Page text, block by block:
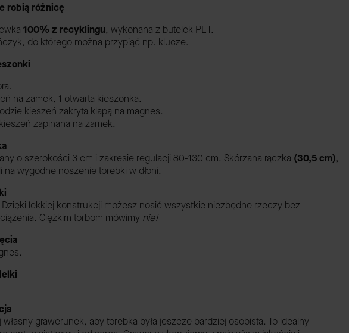
robią różnicę
100% z recyklingu, wykonana z butelek PET.
do którego można przypiąć np. klucze.
na zamek, 1 otwarta kieszonka.
kieszeń zakryta klapą na magnes.
zapinana na zamek.
o szerokości 3 cm i zakresie regulacji 80-130 cm. Skórzana rączka (30,5 cm),
na wygodne noszenie torebki w dłoni.
lekkiej konstrukcji możesz nosić wszystkie niezbędne rzeczy bez
Ciężkim torbom mówimy nie!
grawerunek, aby torebka była jeszcze bardziej osobista. To idealny